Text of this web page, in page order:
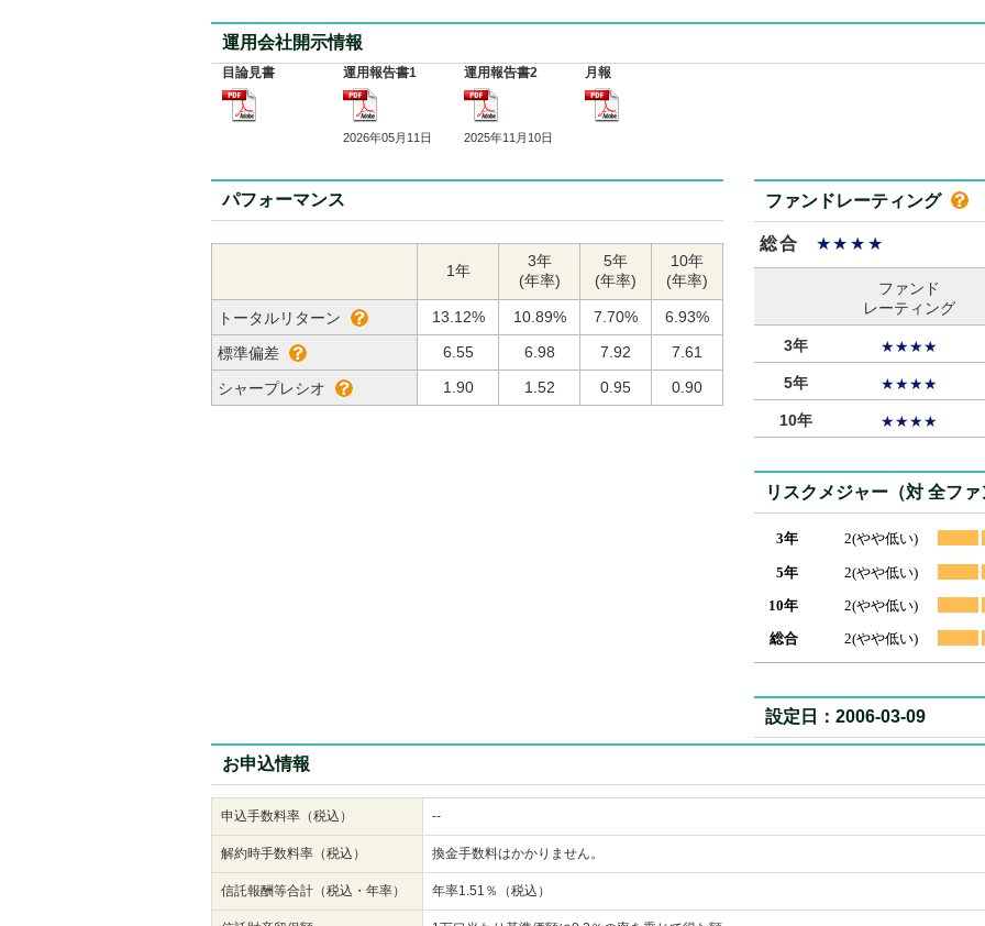
運用会社開示情報
目論見書 運用報告書1
2026年05月11日
運用報告書2
2025年11月10日
月報
パフォーマンス
1年
3年
(年率)
5年
(年率)
10年
(年率)
トータルリターン 13.12% 10.89% 7.70% 6.93%
標準偏差 6.55 6.98 7.92 7.61
シャープレシオ 1.90 1.52 0.95 0.90
ファンドレーティング
総合 ★★★★
ファンド
レーティング
3年 ★★★★
5年 ★★★★
10年 ★★★★
リスクメジャー（対 全フ
3年
5年
10年
総合
2(やや低い)
2(やや低い)
2(やや低い)
2(やや低い)
設定日：2006-03-09
お申込情報
申込手数料率（税込） --
解約時手数料率（税込） 換金手数料はかかりません。
信託報酬等合計（税込・年率） 年率1.51％（税込）